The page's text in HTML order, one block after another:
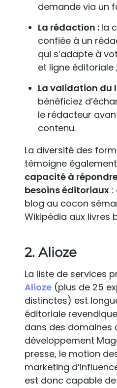
demande via un
La rédaction : la
confiée à un
qui s’adapte à
et ligne éditoriale ;
La validation du
bénéficiez
le rédacteur
contenu.
La diversité des
témoigne
capacité à
besoins éditoriaux :
blog au cocon
Wikipédia aux livres
2. Alioze
La liste de services
Alioze (plus de 25
distinctes) est
éditoriale
dans des domaines
développement
presse, le motion
marketing
est donc capable